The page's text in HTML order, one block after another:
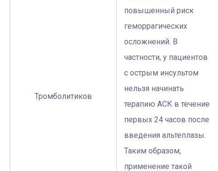
Тромболитиков
повышенный риск
геморрагических
осложнений. В
частности, у пациентов
с острым инсультом
нельзя начинать
терапию АСК в течение
первых 24 часов после
введения альтеплазы.
Таким образом,
применение такой